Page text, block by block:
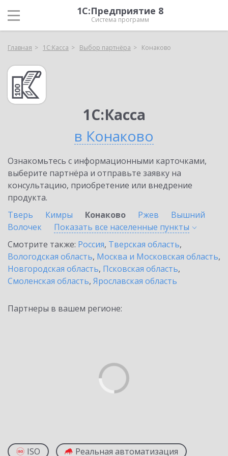
1С:Предприятие 8
Система программ
Главная 1С:Касса Выбор партнёра Конаково
1С:Касса
в Конаково
Ознакомьтесь с информационными карточками,
выберите партнёра и отправьте заявку на
консультацию, приобретение или внедрение
продукта.
Тверь
Кимры Конаково Ржев
Вышний
Волочек
Показать все населенные пункты
Смотрите также: Россия, Тверская область,
Вологодская область, Москва и Московская область,
Новгородская область, Псковская область,
Смоленская область, Ярославская область
Партнеры в вашем регионе:
ISO Реальная автоматизация